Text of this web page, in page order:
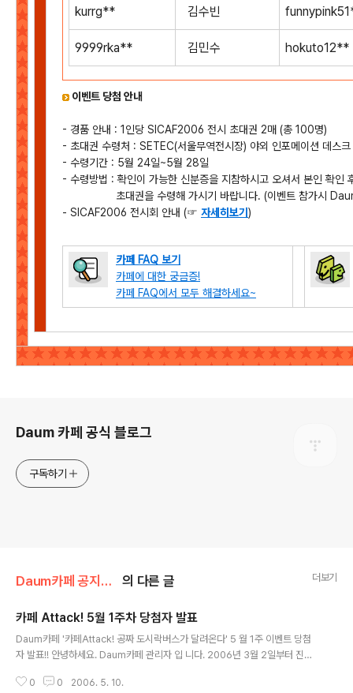
kurrg** 김수빈
9999rka** 김민수 hokuto12**
이벤트 당첨 안내
- 경품 안내 : 1인당 SICAF2006 전시 초대권 2매 (총 100명)
- 초대권 수령처 : SETEC(서울무역전시장) 야외 인포메이션 데스크
- 수령기간 : 5월 24일~5월 28일
- 수령방법 : 확인이 가능한 신분증을 지참하시고 오셔서 본인 확인
초대권을 수령해 가시기 바랍니다. (이벤트 참가시
- SICAF2006 전시회 안내 (☞ 자세히보기 )
카페 FAQ 보기
카페에 대한 궁금증!
카페 FAQ에서 모두 해결하세요~
Daum 카페 공식 블로그
구독하기
Daum카페 공지사항/이벤트 의 다른 글 더보기
카페 Attack! 5월 1주차 당첨자 발표
Daum카페 '카페Attack! 공짜 도시락버스가 달려온다' 5 월 1주 이벤트 당첨
자 발표!! 안녕하세요. Daum카페 관리자 입 니다. 2006년 3월 2일부터 진행
카페와 회원 여러분들께 진심으로 감사 드리며, 5월 첫번째 이벤트 당첨자를 발
0 0 2006. 5. 10.